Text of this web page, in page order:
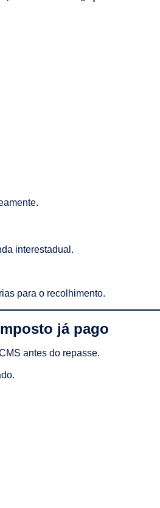
interestadual.
para o recolhimento.
já pago
antes do repasse.